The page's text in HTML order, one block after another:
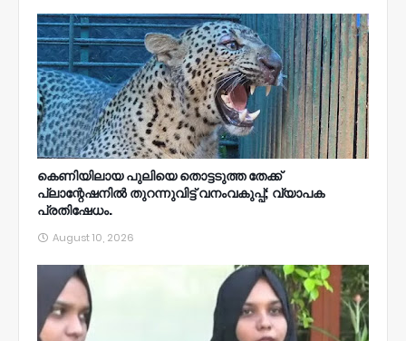
കെണിയിലായ പുലിയെ തൊട്ടടുത്ത തേക്ക്‌
പ്ലാന്റേഷനിൽ തുറന്നുവിട്ട്‌ വനംവകുപ്പ്; വ്യാപക
പ്രതിഷേധം.
August 10, 2026